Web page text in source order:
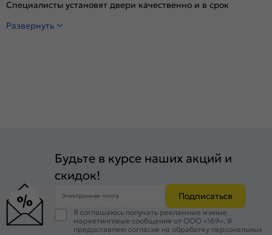
Специалисты установят двери качественно и в срок
Развернуть
Будьте в курсе наших акций и
скидок!
Электронная почта Подписаться
Я соглашаюсь получать рекламные и иные
маркетинговые сообщения от ООО «169». Я
предоставляю согласие на обработку персональных